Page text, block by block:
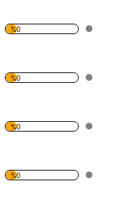
%0
%0
%0
%0